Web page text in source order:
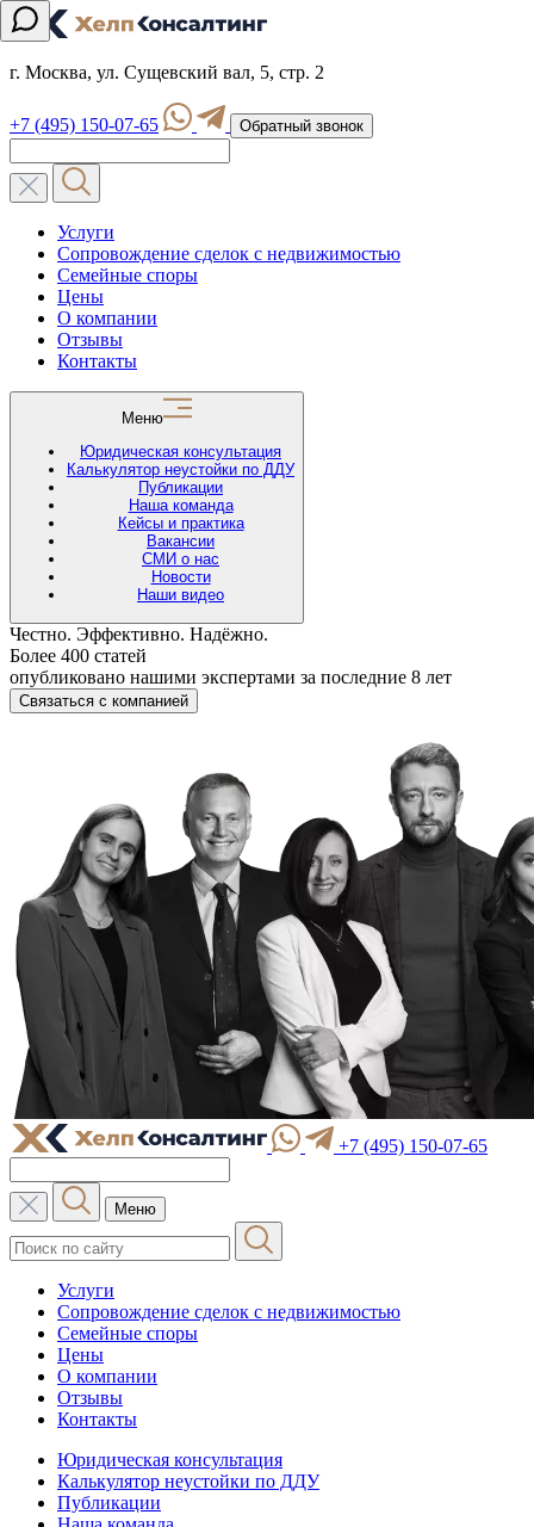
г. Москва, ул. Сущевский вал, 5, стр. 2
+7 (495) 150-07-65 Обратный звонок
Услуги
Сопровождение сделок с недвижимостью
Семейные споры
Цены
О компании
Отзывы
Контакты
Меню
Юридическая консультация
Калькулятор неустойки по ДДУ
Публикации
Наша команда
Кейсы и практика
Вакансии
СМИ о нас
Новости
Наши видео
Честно. Эффективно. Надёжно.
Более 400 статей
опубликовано нашими экспертами за последние 8 лет
Связаться с компанией
+7 (495) 150-07-65
Меню
Услуги
Сопровождение сделок с недвижимостью
Семейные споры
Цены
О компании
Отзывы
Контакты
Юридическая консультация
Калькулятор неустойки по ДДУ
Публикации